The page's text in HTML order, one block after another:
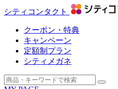
シティコンタクト
クーポン・特典
キャンペーン
定額制プラン
シティメガネ